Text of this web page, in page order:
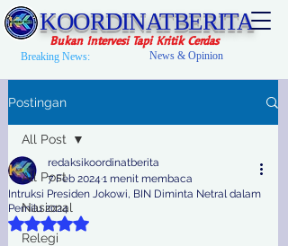
KOORDINATBERITA
Bukan Intervesi Tapi Kritik Cerdas
Breaking News: News & Opinion
Postingan
All Post
Nasional
Relegi
All Post
Intruksi Presiden Jokowi, BIN Diminta Netral dalam
Pemilu 2024
redaksikoordinatberita
7 Feb 2024 1 menit membaca
Dinilai NaN dari 5 bintang.